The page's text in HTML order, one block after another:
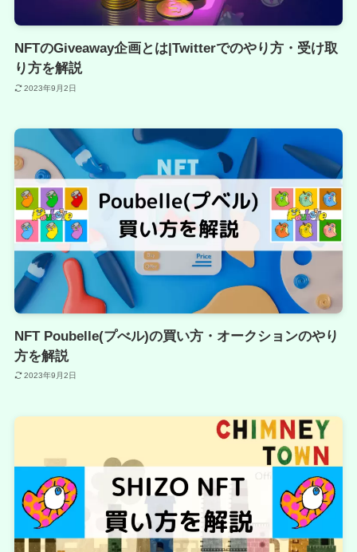
NFTのGiveaway企画とは|Twitterでのやり方・受け取
り方を解説
2023年9月2日
NFT Poubelle(プべル)の買い方・オークションのやり
方を解説
2023年9月2日